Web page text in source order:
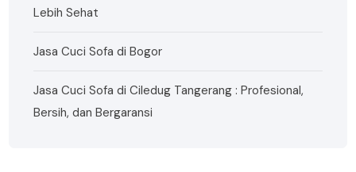
Lebih Sehat
Jasa Cuci Sofa di Bogor
Jasa Cuci Sofa di Ciledug Tangerang : Profesional,
Bersih, dan Bergaransi